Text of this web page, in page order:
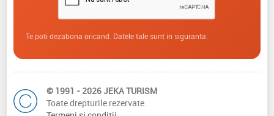
Te poti dezabona oricand. Datele tale sunt in siguranta.
© 1991 - 2026 JEKA TURISM
Toate drepturile rezervate.